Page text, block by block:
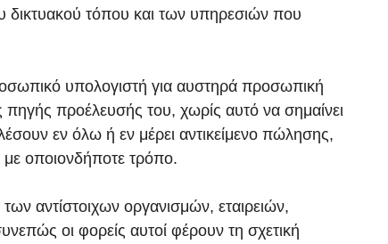
δικτυακού τόπου και των υπηρεσιών που
υπολογιστή για αυστηρά προσωπική
προέλευσής του, χωρίς αυτό να σημαίνει
εν όλω ή εν μέρει αντικείμενο πώλησης,
οποιονδήποτε τρόπο.
αντίστοιχων οργανισμών, εταιρειών,
οι φορείς αυτοί φέρουν τη σχετική